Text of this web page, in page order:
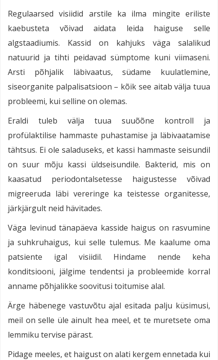
Regulaarsed visiidid arstile ka ilma mingite eriliste
kaebusteta võivad aidata leida haiguse selle
algstaadiumis. Kassid on kahjuks väga salalikud
natuurid ja tihti peidavad sümptome kuni viimaseni.
Arsti põhjalik läbivaatus, südame kuulatlemine,
siseorganite palpalisatsioon – kõik see aitab välja tuua
probleemi, kui selline on olemas.
Eraldi tuleb välja tuua suuõõne kontroll ja
profülaktilise hammaste puhastamise ja läbivaatamise
tähtsus. Ei ole saladuseks, et kassi hammaste seisundil
on suur mõju kassi üldseisundile. Bakterid, mis on
kaasatud periodontalsetesse haigustesse võivad
migreeruda läbi vereringe ka teistesse organitesse,
järkjärgult neid hävitades.
Väga levinud tänapäeva kasside haigus on rasvumine
ja suhkruhaigus, kui selle tulemus. Me kaalume oma
patsiente igal visiidil. Hindame nende keha
konditsiooni, jälgime tendentsi ja probleemide korral
anname põhjalikke soovitusi toitumise alal.
Ärge häbenege vastuvõtu ajal esitada palju küsimusi,
meil on selle üle ainult hea meel, et te muretsete oma
lemmiku tervise pärast.
Pidage meeles, et haigust on alati kergem ennetada kui